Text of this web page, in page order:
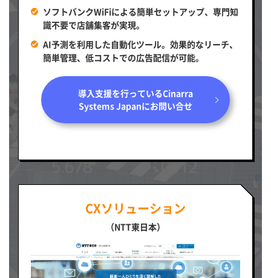
ソフトバンクWiFiによる簡単セットアップ、専門知
識不要で店舗集客が実現。
AI予測を利用した自動化ツール。効果的なリーチ、
簡単管理、低コストでの広告配信が可能。
導入支援を行っているCinarra
Systems Japanにお問い合せ
CXソリューション
（NTT東日本）